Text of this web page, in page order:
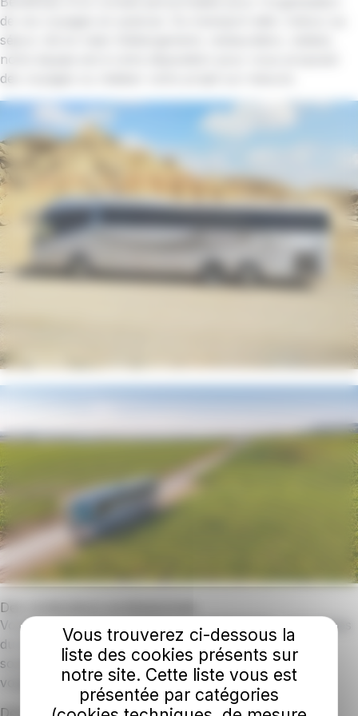
de vos voyages en autocar. Du transport aller /retour au
séjour clé en main (hébergement, restauration, visites),
notre équipe est à votre disposition pour vous proposer
des voyages ou réaliser votre projet sur-mesure.
Des conducteurs professionnels
Voyagez avec des conducteurs expérimentés, spécialistes
du tourisme en autocar, sympathiques, disponibles et
soucieux de votre bien-être et de la réussite de votre
voyage.
Des autocars adaptés à vos besoins
Vous trouverez ci-dessous la
liste des cookies présents sur
notre site. Cette liste vous est
présentée par catégories